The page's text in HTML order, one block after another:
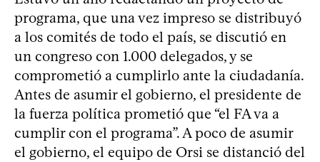
programa, que una vez impreso se distribuyó
a los comités de todo el país, se discutió en
un congreso con 1.000 delegados, y se
comprometió a cumplirlo ante la ciudadanía.
Antes de asumir el gobierno, el presidente de
la fuerza política prometió que “el FA va a
cumplir con el programa”. A poco de asumir
el gobierno, el equipo de Orsi se distanció del